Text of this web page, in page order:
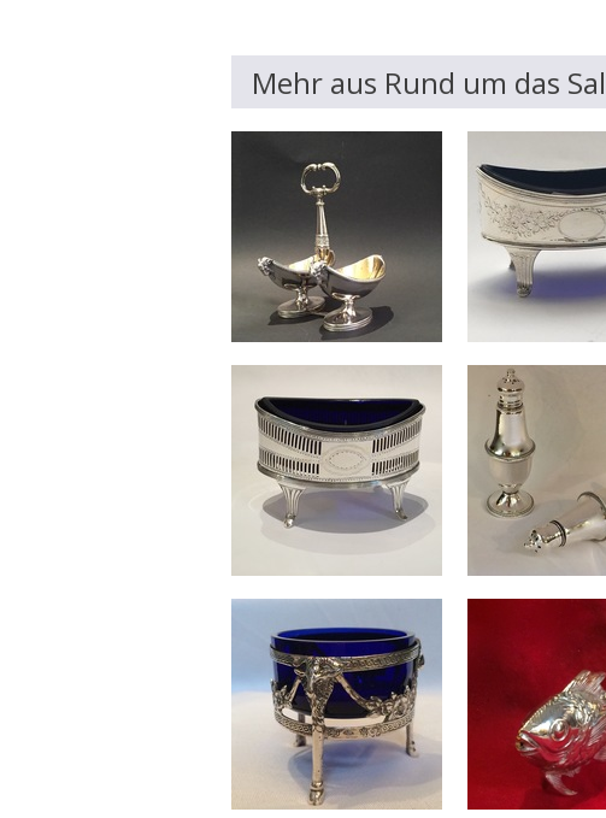
Mehr aus Rund um das